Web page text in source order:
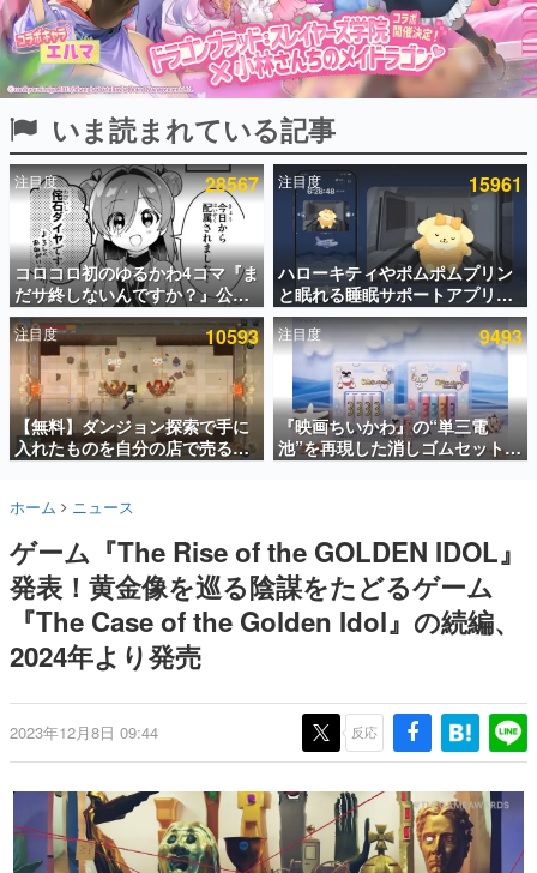
インタビュー
連載・特集一覧
殿堂入り記事
SNS拡散数が数千以上！ ページビュー数万以上！ などな
ど。多くの人々に読まれた、電ファミ渾身の“殿堂入り”記
事をまとめました。
ゲームの企画書
名作ゲームクリエイターの方々に製作時のエピソードをお
聞きし、ヒットする企画（ゲーム）とは何か？を探ってい
きます。
赫本
この物語を解いてはいけない。『赫本』は、〈試験問題〉
の形をした短編ホラー小説集です。
新世代に訊く
これからのデジタルゲーム市場を担う若きクリエイター達
の姿を追い、彼らのルーツと情熱を探っていきます。
ゲームに多大な影響を受けた作家さんに取材し、ゲームが
日本のコンテンツ産業やカルチャーに与えた影響を探る企
画です。
日本モバイルゲーム産業史
日本のモバイルゲーム史における主要なトピック・タイト
ルを網羅するほか、開発者へのインタビューや識者による
解説を掲載。約20年の歴史が一望できる決定版！
『うつヌケ』『ペンと箸』等で知られるマンガ家・田中圭
一先生によるゲーム業界レポートマンガです。
なんでゲームは面白い？
ゲーム開発者・hamatsu氏がゲームの魅力を画面や操作の
具体的な形から解き明かしていく、硬派で骨太な評論連載
です。
いま読まれている記事
注目度 28567
コロコロ初のゆるかわ4コマ『ま
だサ終しないんですか？』公開
スタート。主人公は新入社員の
侘石ダイヤ、ゲーム会社を舞台
にトラブルへ対応する社員たち
を描く
注目度 15961
ハローキティやポムポムプリン
と眠れる睡眠サポートアプリ
『ゆめたび』が配信中。キャラ
ごとのASMRや目覚ましアラー
ムも搭載
注目度 10593
【無料】ダンジョン探索で手に
入れたものを自分の店で売るゲ
ーム『Moonlighter』がSteam
『Moonlighter 2』の9月2日正
ーン
注目度 9493
『映画ちいかわ』の“単三電
池”を再現した消しゴムセットが
8月7日より発売決定。公式は
ホーム ニュース
ゲーム『The Rise of the GOLDEN IDOL』
発表！黄金像を巡る陰謀をたどるゲーム
『The Case of the Golden Idol』の続編、
2024年より発売
2023年12月8日 09:44 反応